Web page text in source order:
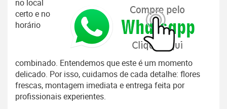
no local
certo e no
horário
combinado. Entendemos que este é um momento
delicado. Por isso, cuidamos de cada detalhe: flores
frescas, montagem imediata e entrega feita por
profissionais experientes.